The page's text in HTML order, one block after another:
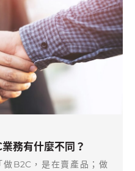
務有什麼不同？
B2C，是在賣產品；做